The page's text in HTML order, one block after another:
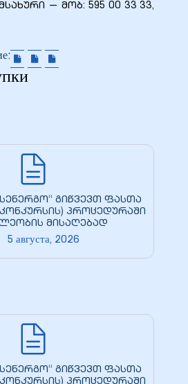
— მობ: 595 00 33 33,
გიწვევთ ფასთა
პროცედურაში
მისაღებად
5 августа, 2026
გიწვევთ ფასთა
პროცედურაში